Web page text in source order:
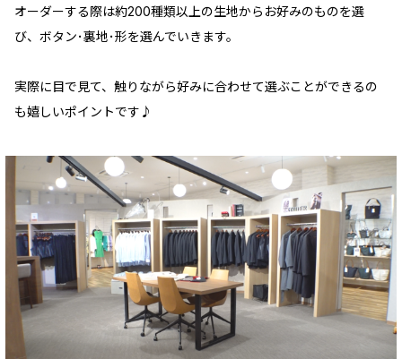
オーダーする際は約200種類以上の生地からお好みのものを選
び、ボタン･裏地･形を選んでいきます。
実際に目で見て、触りながら好みに合わせて選ぶことができるの
も嬉しいポイントです♪